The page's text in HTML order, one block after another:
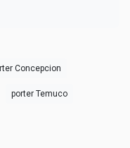
Concepcion
porter Temuco